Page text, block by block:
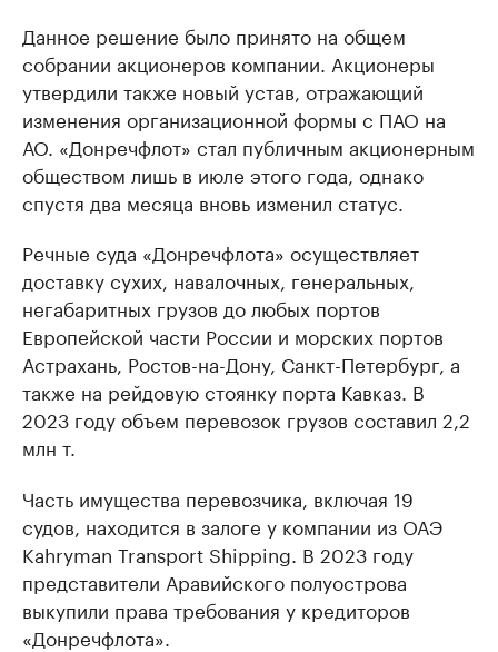
Данное решение было принято на общем
собрании акционеров компании. Акционеры
утвердили также новый устав, отражающий
изменения организационной формы с ПАО на
АО. «Донречфлот» стал публичным акционерным
обществом лишь в июле этого года, однако
спустя два месяца вновь изменил статус.
Речные суда «Донречфлота» осуществляет
доставку сухих, навалочных, генеральных,
негабаритных грузов до любых портов
Европейской части России и морских портов
Астрахань, Ростов-на-Дону, Санкт-Петербург, а
также на рейдовую стоянку порта Кавказ. В
2023 году объем перевозок грузов составил 2,2
млн т.
Часть имущества перевозчика, включая 19
судов, находится в залоге у компании из ОАЭ
Kahryman Transport Shipping. В 2023 году
представители Аравийского полуострова
выкупили права требования у кредиторов
«Донречфлота».